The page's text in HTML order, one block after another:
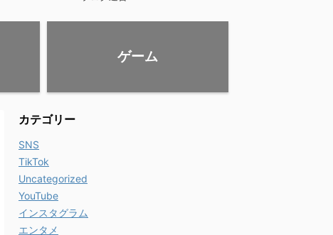
ゲーム
カテゴリー
SNS
TikTok
Uncategorized
YouTube
インスタグラム
エンタメ